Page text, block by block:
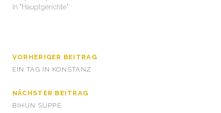
In "Hauptgerichte"
VORHERIGER BEITRAG
EIN TAG IN KONSTANZ
NÄCHSTER BEITRAG
BIHUN SUPPE